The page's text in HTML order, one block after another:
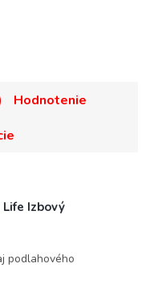
Hodnotenie
Life Izbový
podlahového